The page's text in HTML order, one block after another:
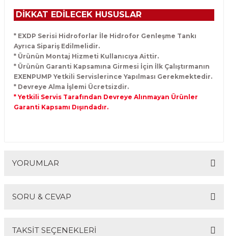
DİKKAT EDİLECEK HUSUSLAR
* EXDP Serisi Hidroforlar İle Hidrofor Genleşme Tankı
Ayrıca Sipariş Edilmelidir.
* Ürünün Montaj Hizmeti Kullanıcıya Aittir.
* Ürünün Garanti Kapsamına Girmesi İçin İlk Çalıştırmanın
EXENPUMP Yetkili Servislerince Yapılması Gerekmektedir.
* Devreye Alma İşlemi Ücretsizdir.
* Yetkili Servis Tarafından Devreye Alınmayan Ürünler
Garanti Kapsamı Dışındadır.
YORUMLAR
SORU & CEVAP
TAKSİT SEÇENEKLERİ